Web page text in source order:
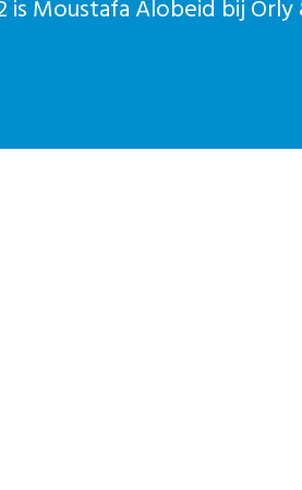
is Moustafa Alobeid bij